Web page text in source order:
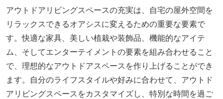
アウトドアリビングスペースの充実は、自宅の屋外空間を
リラックスできるオアシスに変えるための重要な要素で
す。快適な家具、美しい植栽や装飾品、機能的なアイテ
ム、そしてエンターテイメントの要素を組み合わせること
で、理想的なアウトドアスペースを作り上げることができ
ます。自分のライフスタイルや好みに合わせて、アウトド
アリビングスペースをカスタマイズし、特別な時間を過ご